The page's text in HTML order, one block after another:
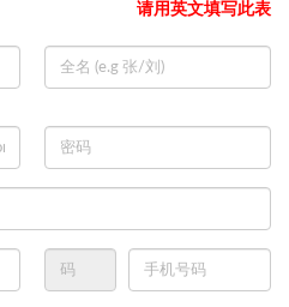
请用英文填写此表
活塞